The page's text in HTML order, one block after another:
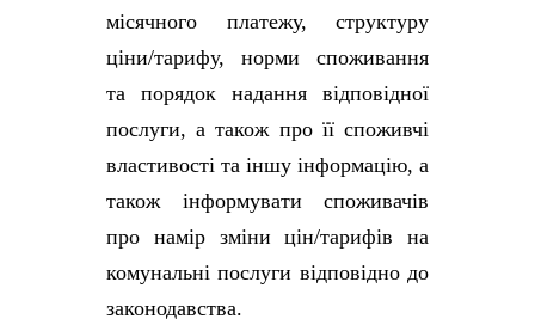
місячного платежу, структуру
ціни/тарифу, норми споживання
та порядок надання відповідної
послуги, а також про її споживчі
властивості та іншу інформацію, а
також інформувати споживачів
про намір зміни цін/тарифів на
комунальні послуги відповідно до
законодавства.